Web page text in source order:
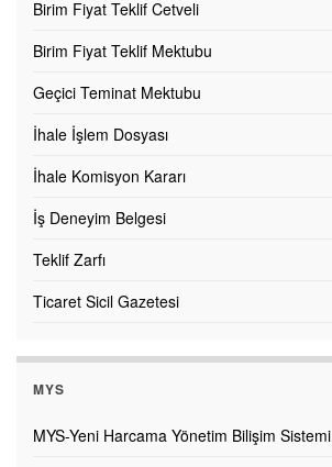
Birim Fiyat Teklif Cetveli
Birim Fiyat Teklif Mektubu
Geçici Teminat Mektubu
İhale İşlem Dosyası
İhale Komisyon Kararı
İş Deneyim Belgesi
Teklif Zarfı
Ticaret Sicil Gazetesi
MYS
MYS-Yeni Harcama Yönetim Bilişim Sistemi